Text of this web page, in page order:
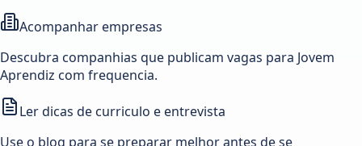
Acompanhar empresas
Descubra companhias que publicam vagas para Jovem
Aprendiz com frequencia.
Ler dicas de curriculo e entrevista
Use o blog para se preparar melhor antes de se